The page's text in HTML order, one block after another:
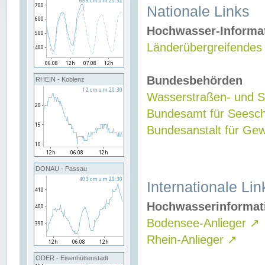
RHEIN - Koblenz
DONAU - Passau
ODER - Eisenhüttenstadt
Nationale Links
Hochwasser-
Bundesbehörden
Wasserstraßen- und
Bundesamt für
Bundesanstalt für
Internationale
Bodensee-Anlieger ↗
Rhein-Anlieger ↗